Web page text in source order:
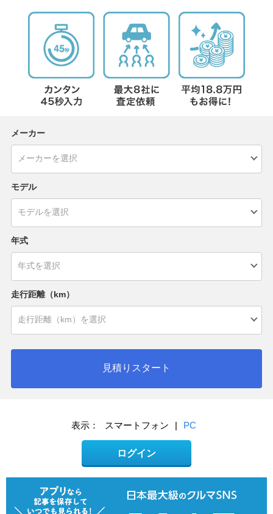
メーカー
モデル
年式
走行距離（km）
見積りスタート
表示： スマートフォン | PC
ログイン